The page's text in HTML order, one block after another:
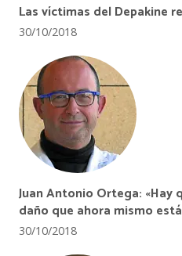
Las víctimas del Depakine
30/10/2018
Juan Antonio Ortega: «Hay
daño que ahora mismo
30/10/2018